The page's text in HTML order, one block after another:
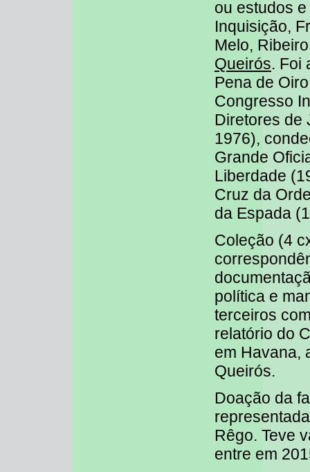
ou estudos
Inquisição,
Melo,
Queirós. Foi
Pena de
Congresso
Diretores de
1976),
Grande
Liberdade
Cruz da
da Espada
Coleção (4
política e
terceiros
relatório do
em Havana,
Queirós.
Doação da
Rêgo. Teve
entre em